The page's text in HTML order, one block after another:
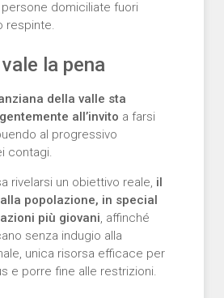
domiciliate fuori
respinte.
la pena
della valle sta
all’invito a farsi
al progressivo
contagi.
rivelarsi un obiettivo reale, il
popolazione, in special
più giovani, affinché
senza indugio alla
unica risorsa efficace per
e porre fine alle restrizioni.